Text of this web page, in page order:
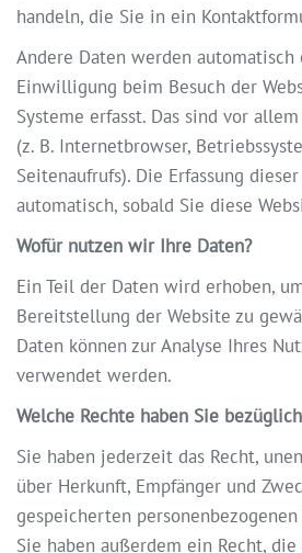
handeln, die Sie in ein
Andere Daten werden automatisch
Einwilligung beim Besuch der
Systeme erfasst. Das sind vor
(z. B. Internetbrowser,
Seitenaufrufs). Die Erfassung
automatisch, sobald Sie diese
Wofür nutzen wir Ihre Daten?
Ein Teil der Daten wird erhoben,
Bereitstellung der Website zu
Daten können zur Analyse Ihres
verwendet werden.
Welche Rechte haben Sie
Sie haben jederzeit das Recht,
über Herkunft, Empfänger und
gespeicherten
Sie haben außerdem ein Recht,